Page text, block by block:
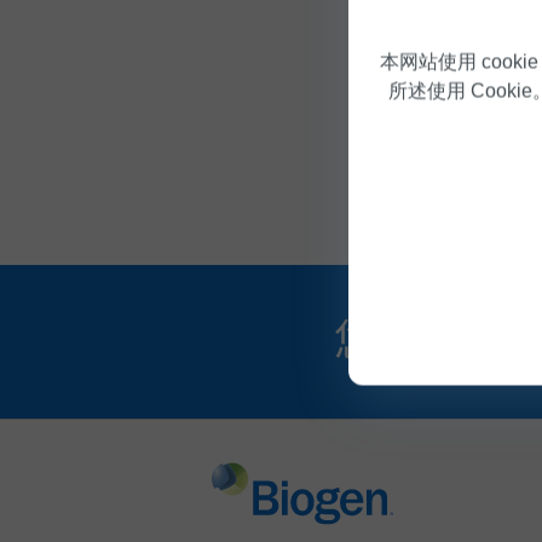
本网站使用
所述使用 Cookie
谈及未来时
您可能还